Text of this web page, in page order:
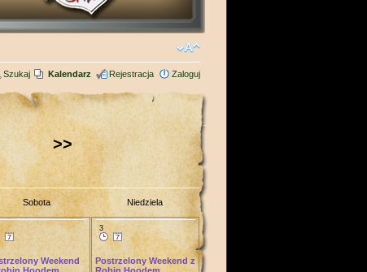
Szukaj Kalendarz Rejestracja Zaloguj
>>
Sobota Niedziela
Weekend
3
Postrzelony Weekend z